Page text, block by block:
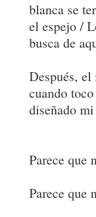
blanca se
el espejo /
busca de
Después,
cuando
diseñado
Parece que
Parece que